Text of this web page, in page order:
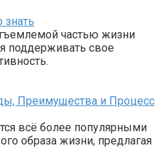
частью жизни
поддерживать свое
Преимущества и Процесс
всё более популярными
образа жизни, предлагая